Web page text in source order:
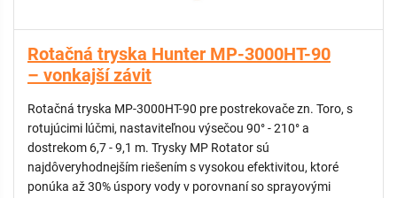
Rotačná tryska Hunter MP-3000HT-90
– vonkajší závit
Rotačná tryska MP-3000HT-90 pre postrekovače zn. Toro, s
rotujúcimi lúčmi, nastaviteľnou výsečou 90° - 210° a
dostrekom 6,7 - 9,1 m. Trysky MP Rotator sú
najdôveryhodnejším riešením s vysokou efektivitou, ktoré
ponúka až 30% úspory vody v porovnaní so sprayovými